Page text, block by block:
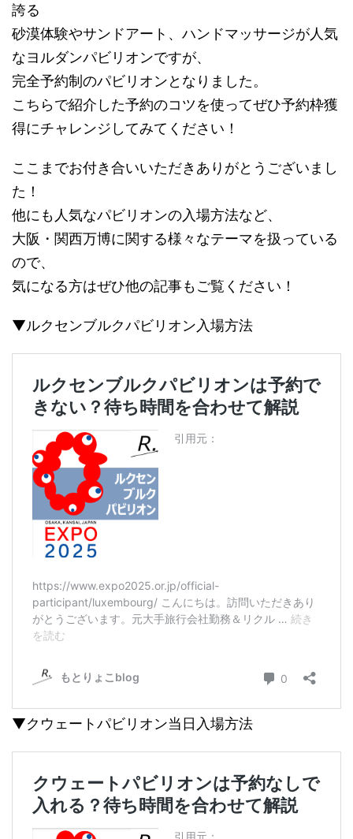
誇る
砂漠体験やサンドアート、ハンドマッサージが人気
なヨルダンパビリオンですが、
完全予約制のパビリオンとなりました。
こちらで紹介した予約のコツを使ってぜひ予約枠獲
得にチャレンジしてみてください！
ここまでお付き合いいただきありがとうございまし
た！
他にも人気なパビリオンの入場方法など、
大阪・関西万博に関する様々なテーマを扱っている
ので、
気になる方はぜひ他の記事もご覧ください！
▼ルクセンブルクパビリオン入場方法
▼クウェートパビリオン当日入場方法